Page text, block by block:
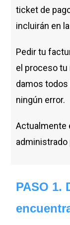
ticket de
incluirán en
Pedir tu
el proceso tu
damos todos
ningún error.
Actualmente
administrado
PASO 1.